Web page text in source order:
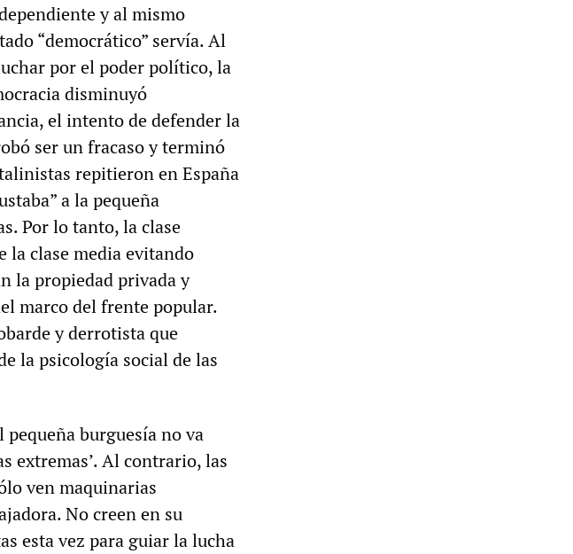
y al mismo
“democrático” servía. Al
por el poder político, la
disminuyó
el intento de defender la
ser un fracaso y terminó
repitieron en España
a la pequeña
Por lo tanto, la clase
la clase media evitando
la propiedad privada y
marco del frente popular.
y derrotista que
la psicología social de las
pequeña burguesía no va
extremas’. Al contrario, las
ven maquinarias
No creen en su
esta vez para guiar la lucha